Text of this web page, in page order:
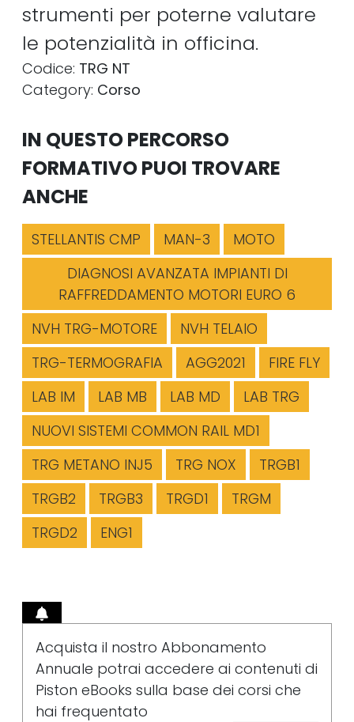
strumenti per poterne valutare
le potenzialità in officina.
Codice: TRG NT
Category: Corso
IN QUESTO PERCORSO
FORMATIVO PUOI TROVARE
ANCHE
STELLANTIS CMP MAN-3
MOTO
DIAGNOSI AVANZATA IMPIANTI DI
RAFFREDDAMENTO MOTORI EURO 6
NVH TRG-MOTORE
NVH TELAIO
TRG-TERMOGRAFIA
AGG2021
FIRE FLY
LAB IM
LAB MB LAB MD
LAB TRG
NUOVI SISTEMI COMMON RAIL MD1
TRG METANO INJ5
TRG NOX
TRGB1
TRGB2
TRGB3 TRGD1
TRGM
TRGD2
ENG1
Acquista il nostro Abbonamento
Annuale potrai accedere ai contenuti di
Piston eBooks sulla base dei corsi che
hai frequentato